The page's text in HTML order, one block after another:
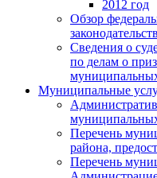
2012 год
Обзор
Сведения о
по делам о
Муниципальные
Перечень
района,
Перечень